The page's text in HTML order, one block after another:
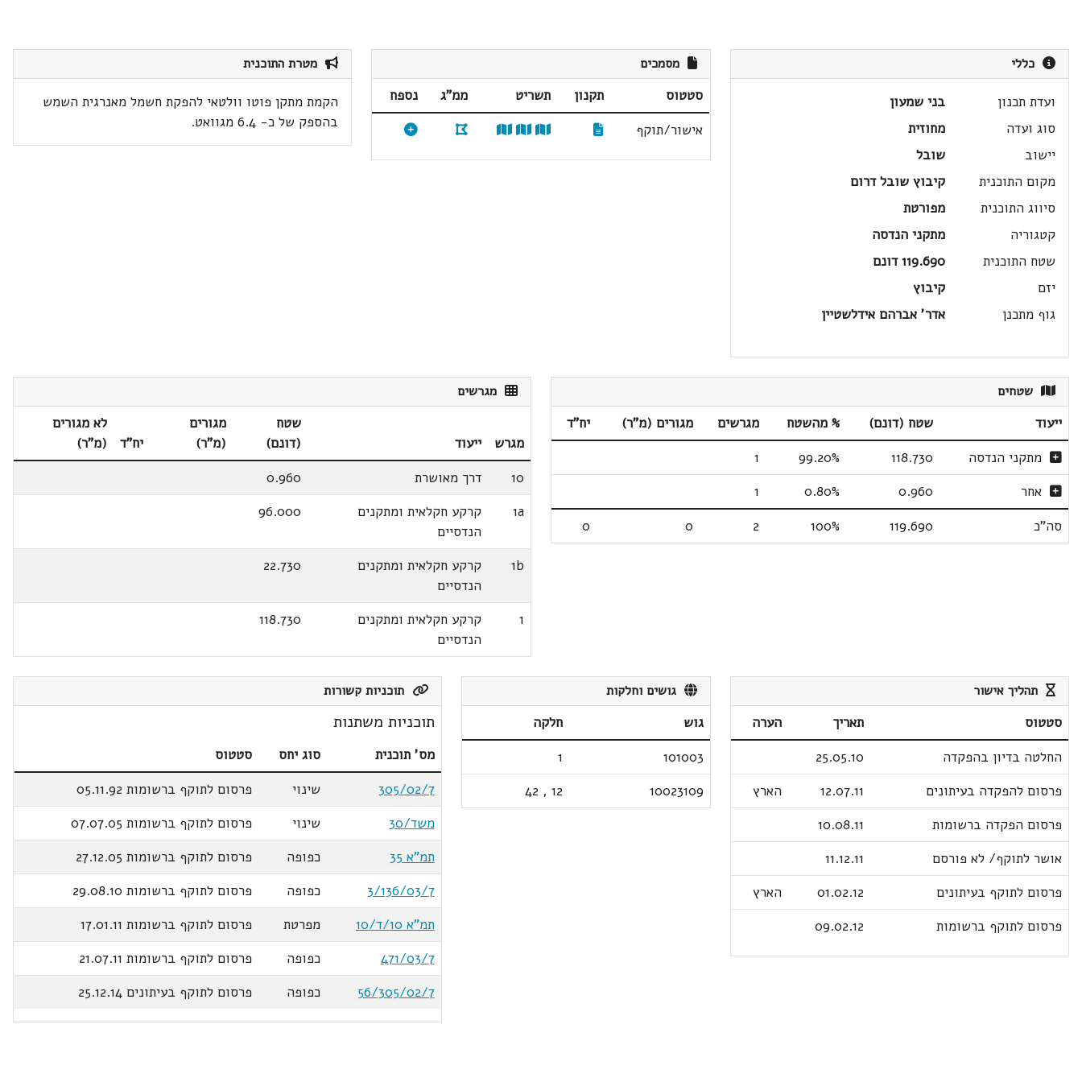
כללי
ועדת תכנון
בני שמעון
סוג ועדה
מחוזית
יישוב
שובל
מקום התוכנית
קיבוץ שובל דרום
סיווג התוכנית
מפורטת
קטגוריה
מתקני הנדסה
שטח התוכנית
119.690 דונם
יזם
קיבוץ
גוף מתכנן
אדר' אברהם אידלשטיין
מסמכים
סטטוס תקנון תשריט ממ"ג
נספח
אישור/תוקף
מטרת התוכנית
הקמת מתקן פוטו וולטאי להפקת חשמל מאנרגית השמש
בהספק של כ- 6.4 מגוואט.
שטחים
ייעוד שטח (דונם) % מהשטח מגרשים מגורים (מ"ר)
יח"ד
מתקני הנדסה
118.730
99.20%
1
אחר
0.960
0.80%
1
סה"כ
119.690
100%
2
0
0
מגרשים
מגרש ייעוד
שטח
(דונם)
מגורים
(מ"ר)
יח"ד
לא מגורים
(מ"ר)
10
דרך מאושרת
0.960
1a
קרקע חקלאית ומתקנים
הנדסיים
96.000
1b
קרקע חקלאית ומתקנים
הנדסיים
22.730
1
קרקע חקלאית ומתקנים
הנדסיים
118.730
תהליך אישור
סטטוס תאריך
הערה
החלטה בדיון בהפקדה
25.05.10
פרסום להפקדה בעיתונים
12.07.11
הארץ
פרסום הפקדה ברשומות
10.08.11
אושר לתוקף/ לא פורסם
11.12.11
פרסום לתוקף בעיתונים
01.02.12
הארץ
פרסום לתוקף ברשומות
09.02.12
גושים וחלקות
גוש
חלקה
101003
1
10023109
12
,
42
תוכניות קשורות
תוכניות משתנות
מס' תוכנית סוג יחס
סטטוס
305/02/7
שינוי
פרסום לתוקף ברשומות 05.11.92
משד/30
שינוי
פרסום לתוקף ברשומות 07.07.05
תמ"א 35
כפופה
פרסום לתוקף ברשומות 27.12.05
3/136/03/7
כפופה
פרסום לתוקף ברשומות 29.08.10
תמ"א 10/ד/10
מפרטת
פרסום לתוקף ברשומות 17.01.11
471/03/7
כפופה
פרסום לתוקף ברשומות 21.07.11
56/305/02/7
כפופה פרסום לתוקף בעיתונים 25.12.14